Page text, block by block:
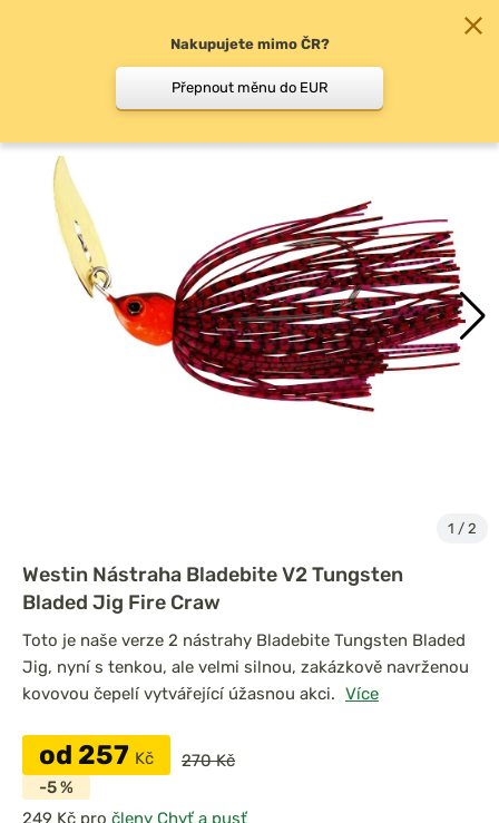
Chatterbaity
1 / 2
Westin Nástraha Bladebite V2 Tungsten
Bladed Jig Fire Craw
Toto je naše verze 2 nástrahy Bladebite Tungsten Bladed
Jig, nyní s tenkou, ale velmi silnou, zakázkově navrženou
kovovou čepelí vytvářející úžasnou akci. Více
od 257 Kč
270 Kč
-5 %
pro členy Chyť a pusť
Nakupujete mimo ČR?
Přepnout měnu do EUR